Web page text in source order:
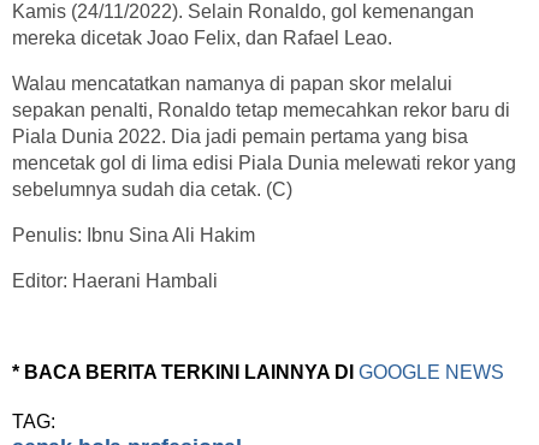
Kamis (24/11/2022). Selain Ronaldo, gol kemenangan
mereka dicetak Joao Felix, dan Rafael Leao.
Walau mencatatkan namanya di papan skor melalui
sepakan penalti, Ronaldo tetap memecahkan rekor baru di
Piala Dunia 2022. Dia jadi pemain pertama yang bisa
mencetak gol di lima edisi Piala Dunia melewati rekor yang
sebelumnya sudah dia cetak. (C)
Penulis: Ibnu Sina Ali Hakim
Editor: Haerani Hambali
* BACA BERITA TERKINI LAINNYA DI GOOGLE NEWS
TAG: